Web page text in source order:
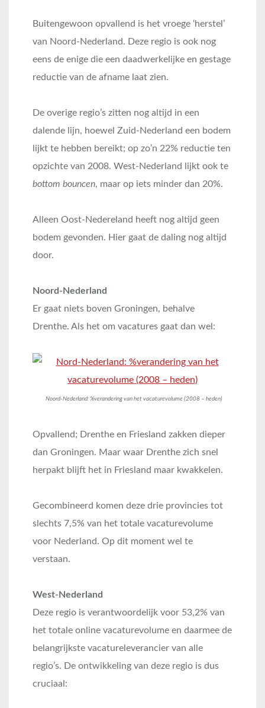
Buitengewoon opvallend is het vroege ‘herstel’
van Noord-Nederland. Deze regio is ook nog
eens de enige die een daadwerkelijke en gestage
reductie van de afname laat zien.
De overige regio’s zitten nog altijd in een
dalende lijn, hoewel Zuid-Nederland een bodem
lijkt te hebben bereikt; op zo’n 22% reductie ten
opzichte van 2008. West-Nederland lijkt ook te
bottom bouncen, maar op iets minder dan 20%.
Alleen Oost-Nedereland heeft nog altijd geen
bodem gevonden. Hier gaat de daling nog altijd
door.
Noord-Nederland
Er gaat niets boven Groningen, behalve
Drenthe. Als het om vacatures gaat dan wel:
Noord-Nederland: %verandering van het vacaturevolume (2008 – heden)
Opvallend; Drenthe en Friesland zakken dieper
dan Groningen. Maar waar Drenthe zich snel
herpakt blijft het in Friesland maar kwakkelen.
Gecombineerd komen deze drie provincies tot
slechts 7,5% van het totale vacaturevolume
voor Nederland. Op dit moment wel te
verstaan.
West-Nederland
Deze regio is verantwoordelijk voor 53,2% van
het totale online vacaturevolume en daarmee de
belangrijkste vacatureleverancier van alle
regio’s. De ontwikkeling van deze regio is dus
cruciaal: